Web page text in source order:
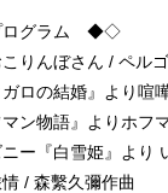
グラム ◆◇
こりんぼさん / ペル
ガロの結婚』より喧
マン物語』よりホフ
ニー『白雪姫』より
情 / 森繫久彌作曲